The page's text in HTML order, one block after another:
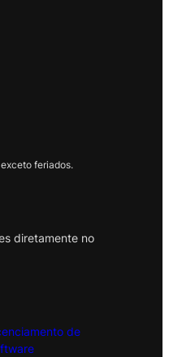
feriados.
diretamente no
de